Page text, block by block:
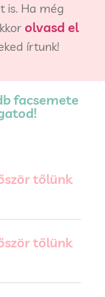
is. Ha még
olvasd el
írtunk!
facsemete
tőlünk
tőlünk